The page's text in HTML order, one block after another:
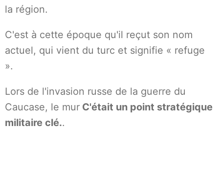
la région.
C'est à cette époque qu'il reçut son nom
actuel, qui vient du turc et signifie « refuge
».
Lors de l'invasion russe de la guerre du
Caucase, le mur C'était un point stratégique
militaire clé..